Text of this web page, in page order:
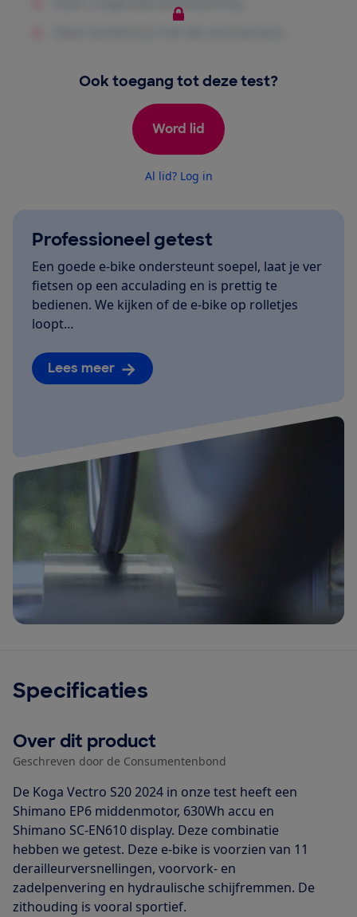
Ook toegang tot deze test?
Word lid
Al lid? Log in
Professioneel getest
Een goede e-bike ondersteunt soepel, laat je ver
fietsen op een acculading en is prettig te
bedienen. We kijken of de e-bike op rolletjes
loopt…
Lees meer
Specificaties
Over dit product
Geschreven door de Consumentenbond
De Koga Vectro S20 2024 in onze test heeft een
Shimano EP6 middenmotor, 630Wh accu en
Shimano SC-EN610 display. Deze combinatie
hebben we getest. Deze e-bike is voorzien van 11
derailleurversnellingen, voorvork- en
zadelpenvering en hydraulische schijfremmen. De
zithouding is vooral sportief.